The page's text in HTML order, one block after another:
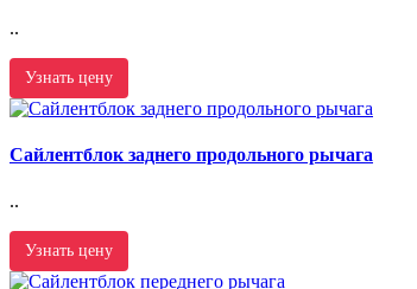
..
Узнать цену
Сайлентблок заднего продольного рычага
..
Узнать цену